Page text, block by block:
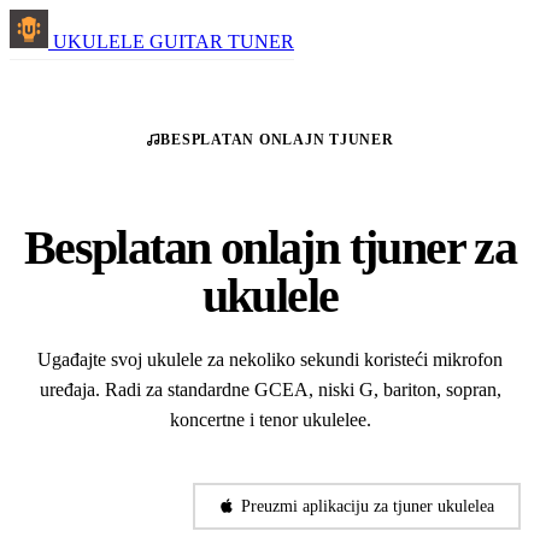
UKULELE GUITAR TUNER
BESPLATAN ONLAJN TJUNER
Besplatan onlajn tjuner za
ukulele
Ugađajte svoj ukulele za nekoliko sekundi koristeći mikrofon
uređaja. Radi za standardne GCEA, niski G, bariton, sopran,
koncertne i tenor ukulelee.
Preuzmi aplikaciju za tjuner ukulelea